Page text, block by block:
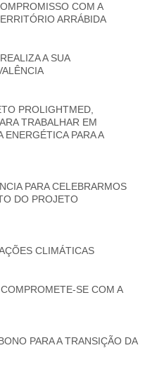
COM A
ARRÁBIDA
A SUA
PROLIGHTMED,
TRABALHAR EM
PARA A
PARA CELEBRARMOS
DO PROJETO
CLIMÁTICAS
SE COM A
PARA A TRANSIÇÃO DA